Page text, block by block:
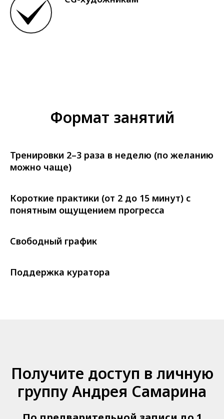
Формат занятий
Тренировки 2–3 раза в неделю (по желанию
можно чаще)
Короткие практики (от 2 до 15 минут) с
понятным ощущением прогресса
Свободный график
Поддержка куратора
Получите доступ в личную
группу Андрея Самарина